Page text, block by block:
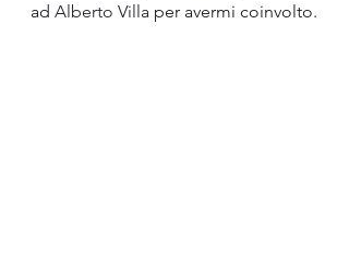
ad Alberto Villa per avermi coinvolto.